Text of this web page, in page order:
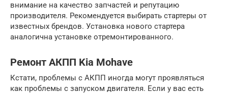
внимание на качество запчастей и репутацию
производителя. Рекомендуется выбирать стартеры от
известных брендов. Установка нового стартера
аналогична установке отремонтированного.
Ремонт АКПП Kia Mohave
Кстати, проблемы с АКПП иногда могут проявляться
как проблемы с запуском двигателя. Если у вас есть